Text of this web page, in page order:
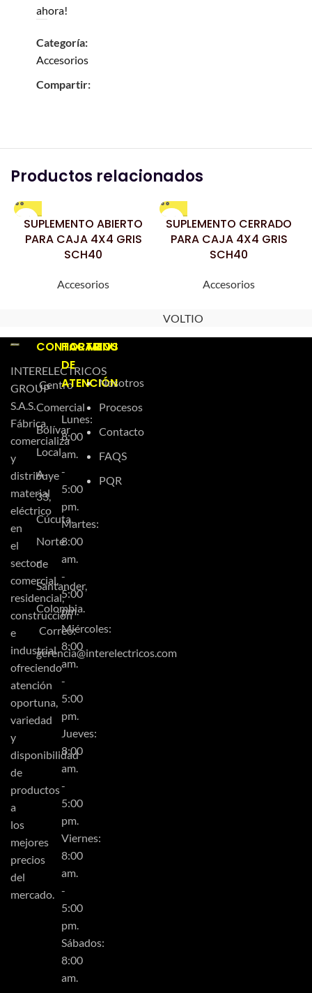
ahora!
Categoría:
Accesorios
Compartir:
Productos relacionados
SUPLEMENTO ABIERTO
PARA CAJA 4X4 GRIS
SCH40
Accesorios
SUPLEMENTO CERRADO
PARA CAJA 4X4 GRIS
SCH40
Accesorios
VOLTIO
INTERELECTRICOS
GROUP
S.A.S.
Fábrica,
comercializa
y
distribuye
material
eléctrico
en
el
sector
comercial,
residencial,
construcción
e
industrial
ofreciendo
atención
oportuna,
variedad
y
disponibilidad
de
productos
a
los
mejores
precios
del
mercado.
CONTACTO
Centro
Comercial
Bolívar
Local
A-
33,
Cúcuta,
Norte
de
Santander,
Colombia.
Correo:
gerencia@interelectricos.com
HORARIOS
DE
ATENCIÓN
Lunes:
8:00
am.
-
5:00
pm.
Martes:
8:00
am.
-
5:00
pm.
Miércoles:
8:00
am.
-
5:00
pm.
Jueves:
8:00
am.
-
5:00
pm.
Viernes:
8:00
am.
-
5:00
pm.
Sábados:
8:00
am.
MENU
Nosotros
Procesos
Contacto
FAQS
PQR